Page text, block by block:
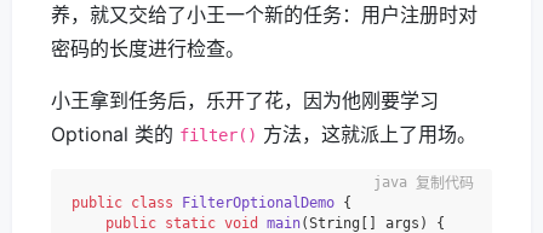
养，就又交给了小王一个新的任务：用户注册时对
密码的长度进行检查。
小王拿到任务后，乐开了花，因为他刚要学习
Optional 类的 filter() 方法，这就派上了用场。
public class FilterOptionalDemo {
public static void main(String[] args)
{
复制代码